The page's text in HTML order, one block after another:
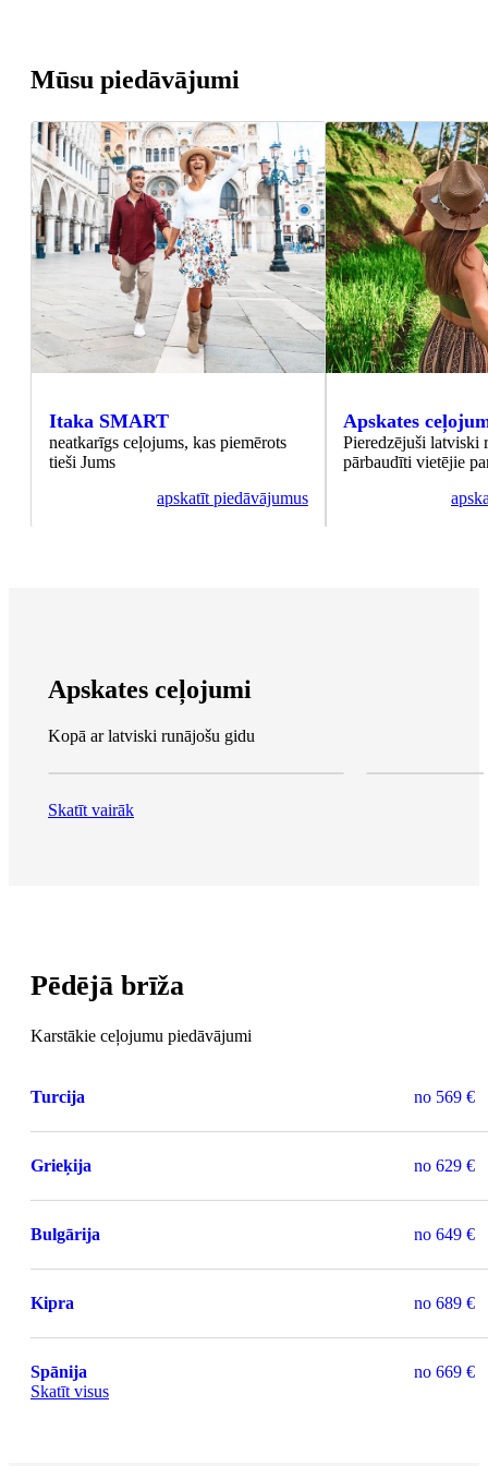
Mūsu piedāvājumi
Itaka SMART
neatkarīgs ceļojums, kas piemērots
tieši Jums
apskatīt piedāvājumus
Apskates
Pieredzējuši latviski
pārbaudīti vietējie
Apskates ceļojumi
Kopā ar latviski runājošu gidu
Skatīt vairāk
Pēdējā brīža
Karstākie ceļojumu piedāvājumi
Turcija no 569 €
Grieķija no 629 €
Bulgārija no 649 €
Kipra no 689 €
Spānija no 669 €
Skatīt visus